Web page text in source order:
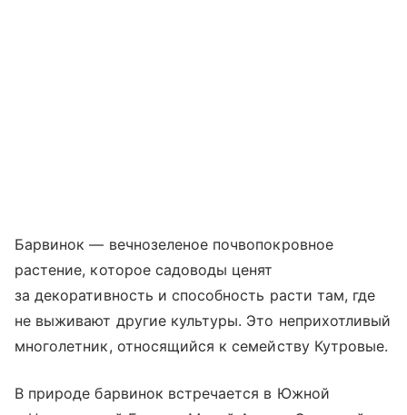
Барвинок — вечнозеленое почвопокровное
растение, которое садоводы ценят
за декоративность и способность расти там, где
не выживают другие культуры. Это неприхотливый
многолетник, относящийся к семейству Кутровые.
В природе барвинок встречается в Южной